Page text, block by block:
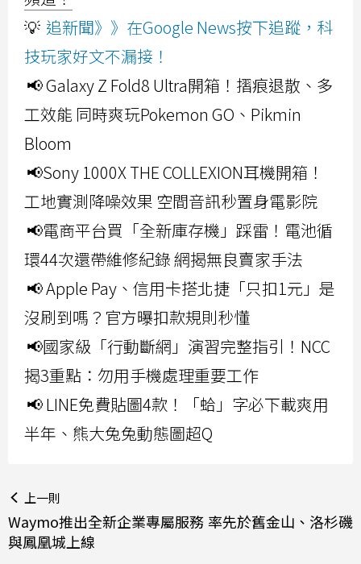
💡 追新聞》》在Google News按下追蹤，科
技玩家好文不漏接！
📢 Galaxy Z Fold8 Ultra開箱！摺痕退散、多
工效能 同時爽玩Pokemon GO、Pikmin
Bloom
📢Sony 1000X THE COLLEXION耳機開箱！
工地實測降噪效果 空間音訊秒置身電影院
📢電商平台買「全新庫存機」踩雷！電池循
環44次還帶維修紀錄 網揭無良賣家手法
📢 Apple Pay、信用卡搭北捷「只扣1元」是
沒刷到嗎？官方曝扣款規則秒懂
📢國家級「行動斷網」演習完整指引！NCC
揭3重點：勿用手機處理重要工作
📢 LINE免費貼圖4款！「蛤」字必下載爽用
半年、熊大兔兔動態圖超Q
上一則
Waymo推出全新企業專屬服務 率先於舊金山、洛杉磯
與鳳凰城上線